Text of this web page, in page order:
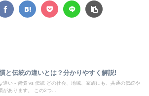
と伝統の違いとは？分かりやすく解説!
違い - 習慣 vs 伝統 どの社会、地域、家族にも、共通の伝統や
があります。 この2つ...